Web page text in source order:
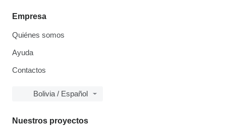
Empresa
Quiénes somos
Ayuda
Contactos
Bolivia / Español
Nuestros proyectos